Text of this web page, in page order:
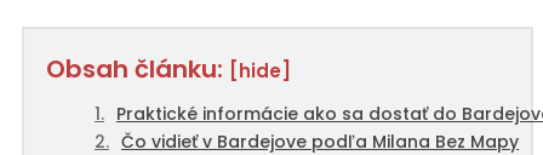
Obsah článku: [hide]
Praktické informácie ako sa dostať do
Čo vidieť v Bardejove podľa Milana Bez Mapy